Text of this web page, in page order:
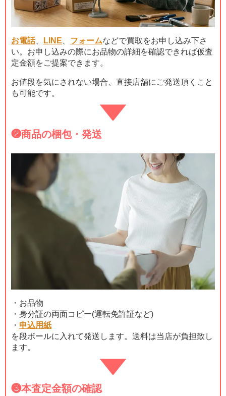
お電話、 LINE フォームなどで買取をお申し込み下さ
い。お申し込みの際にお品物の詳細を確認できれば仮査
定金額をご提案できます。
お値段を気にされない場合、直接店舗にご発送頂くこと
も可能です。
❷商品の梱包・発送
・お品物
・身分証の両面コピー(運転免許証など)
・ 申込用紙
を段ボールに入れて発送します。送料は当店が負担致し
ます。
❸本査定金額の確認